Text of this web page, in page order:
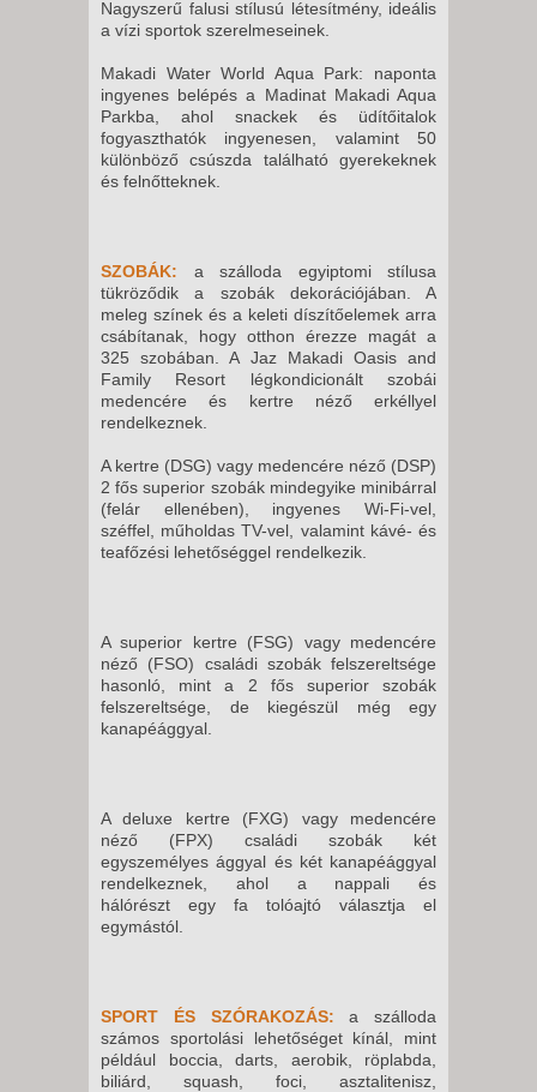
2026. AUGUSZTUS 25., KEDD -
2026. AUGUSZTUS 26.,
SZERDA -
15 NAP / 14 ÉJSZAKA
2026. AUGUSZTUS 26.,
2026. AUGUSZTUS 26.,
SZERDA -
10 NAP / 9 ÉJSZAKA
2026. AUGUSZTUS 26.,
SZERDA -
8 NAP / 7 ÉJSZAKA
2026. AUGUSZTUS 27.,
CSÜTÖRTÖK -
8 NAP / 7 ÉJSZAKA
2026. AUGUSZTUS 27.,
2026. AUGUSZTUS 27.,
CSÜTÖRTÖK -
22 NAP / 21 ÉJSZAKA
10 NAP / 9 ÉJSZAKA
2026. AUGUSZTUS 28.,
PÉNTEK -
8 NAP / 7 ÉJSZAKA
2026. AUGUSZTUS 28.,
2026. AUGUSZTUS 28.,
PÉNTEK -
Nagyszerű falusi stílusú létesítmény, ideális
a vízi sportok szerelmeseinek.
Makadi Water World Aqua Park: naponta
ingyenes belépés a Madinat Makadi Aqua
Parkba, ahol snackek és üdítőitalok
fogyaszthatók ingyenesen, valamint 50
különböző csúszda található gyerekeknek
és felnőtteknek.
SZOBÁK: a szálloda egyiptomi stílusa
tükröződik a szobák dekorációjában. A
meleg színek és a keleti díszítőelemek arra
csábítanak, hogy otthon érezze magát a
325 szobában. A Jaz Makadi Oasis and
Family Resort légkondicionált szobái
medencére és kertre néző erkéllyel
rendelkeznek.
A kertre (DSG) vagy medencére néző (DSP)
2 fős superior szobák mindegyike minibárral
(felár ellenében), ingyenes Wi-Fi-vel,
széffel, műholdas TV-vel, valamint kávé- és
teafőzési lehetőséggel rendelkezik.
A superior kertre (FSG) vagy medencére
néző (FSO) családi szobák felszereltsége
hasonló, mint a 2 fős superior szobák
felszereltsége, de kiegészül még egy
kanapéággyal.
A deluxe kertre (FXG) vagy medencére
néző (FPX) családi szobák két
egyszemélyes ággyal és két kanapéággyal
rendelkeznek, ahol a nappali és
hálórészt egy fa tolóajtó választja el
egymástól.
SPORT ÉS SZÓRAKOZÁS: a szálloda
számos sportolási lehetőséget kínál, mint
például boccia, darts, aerobik, röplabda,
biliárd, squash, foci, asztalitenisz,